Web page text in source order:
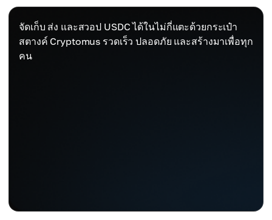
จัดเก็บ ส่ง และสวอป USDC ได้ในไม่กี่แตะด้วยกระเป๋า
สตางค์ Cryptomus รวดเร็ว ปลอดภัย และสร้างมาเพื่อทุก
คน